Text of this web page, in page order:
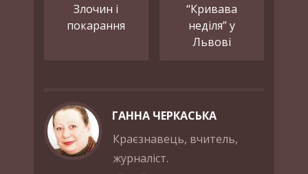
Злочин і
покарання
“Кривава
неділя” у
Львові
ГАННА ЧЕРКАСЬКА
Краєзнавець, вчитель,
журналіст.